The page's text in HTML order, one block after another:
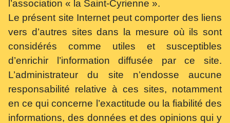
l’association « la Saint-Cyrienne ».
Le présent site Internet peut comporter des liens
vers d’autres sites dans la mesure où ils sont
considérés comme utiles et susceptibles
d’enrichir l’information diffusée par ce site.
L’administrateur du site n’endosse aucune
responsabilité relative à ces sites, notamment
en ce qui concerne l’exactitude ou la fiabilité des
informations, des données et des opinions qui y